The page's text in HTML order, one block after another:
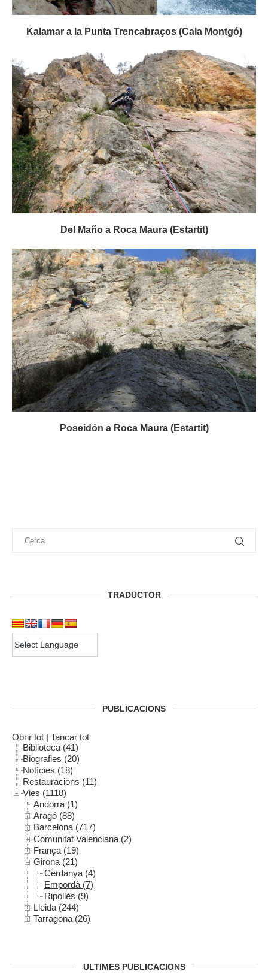
Kalamar a la Punta Trencabraços (Cala Montgó)
Del Maño a Roca Maura (Estartit)
Poseidón a Roca Maura (Estartit)
TRADUCTOR
PUBLICACIONS
Obrir tot | Tancar tot
Biblioteca (41)
Biografies (20)
Notícies (18)
Restauracions (11)
Vies (1118)
Andorra (1)
Aragó (88)
Barcelona (717)
Comunitat Valenciana (2)
França (19)
Girona (21)
Cerdanya (4)
Empordà (7)
Ripollès (9)
Lleida (244)
Tarragona (26)
ULTIMES PUBLICACIONS